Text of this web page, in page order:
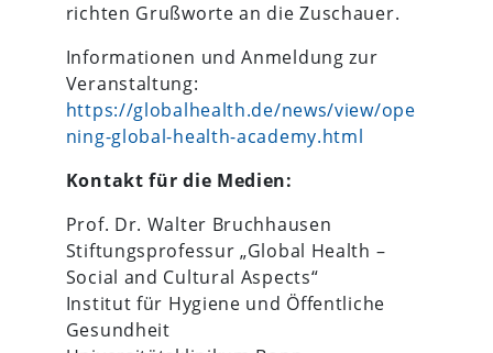
richten Grußworte an die Zuschauer.
Informationen und Anmeldung zur
Veranstaltung:
https://globalhealth.de/news/view/ope
ning-global-health-academy.html
Kontakt für die Medien:
Prof. Dr. Walter Bruchhausen
Stiftungsprofessur „Global Health –
Social and Cultural Aspects“
Institut für Hygiene und Öffentliche
Gesundheit